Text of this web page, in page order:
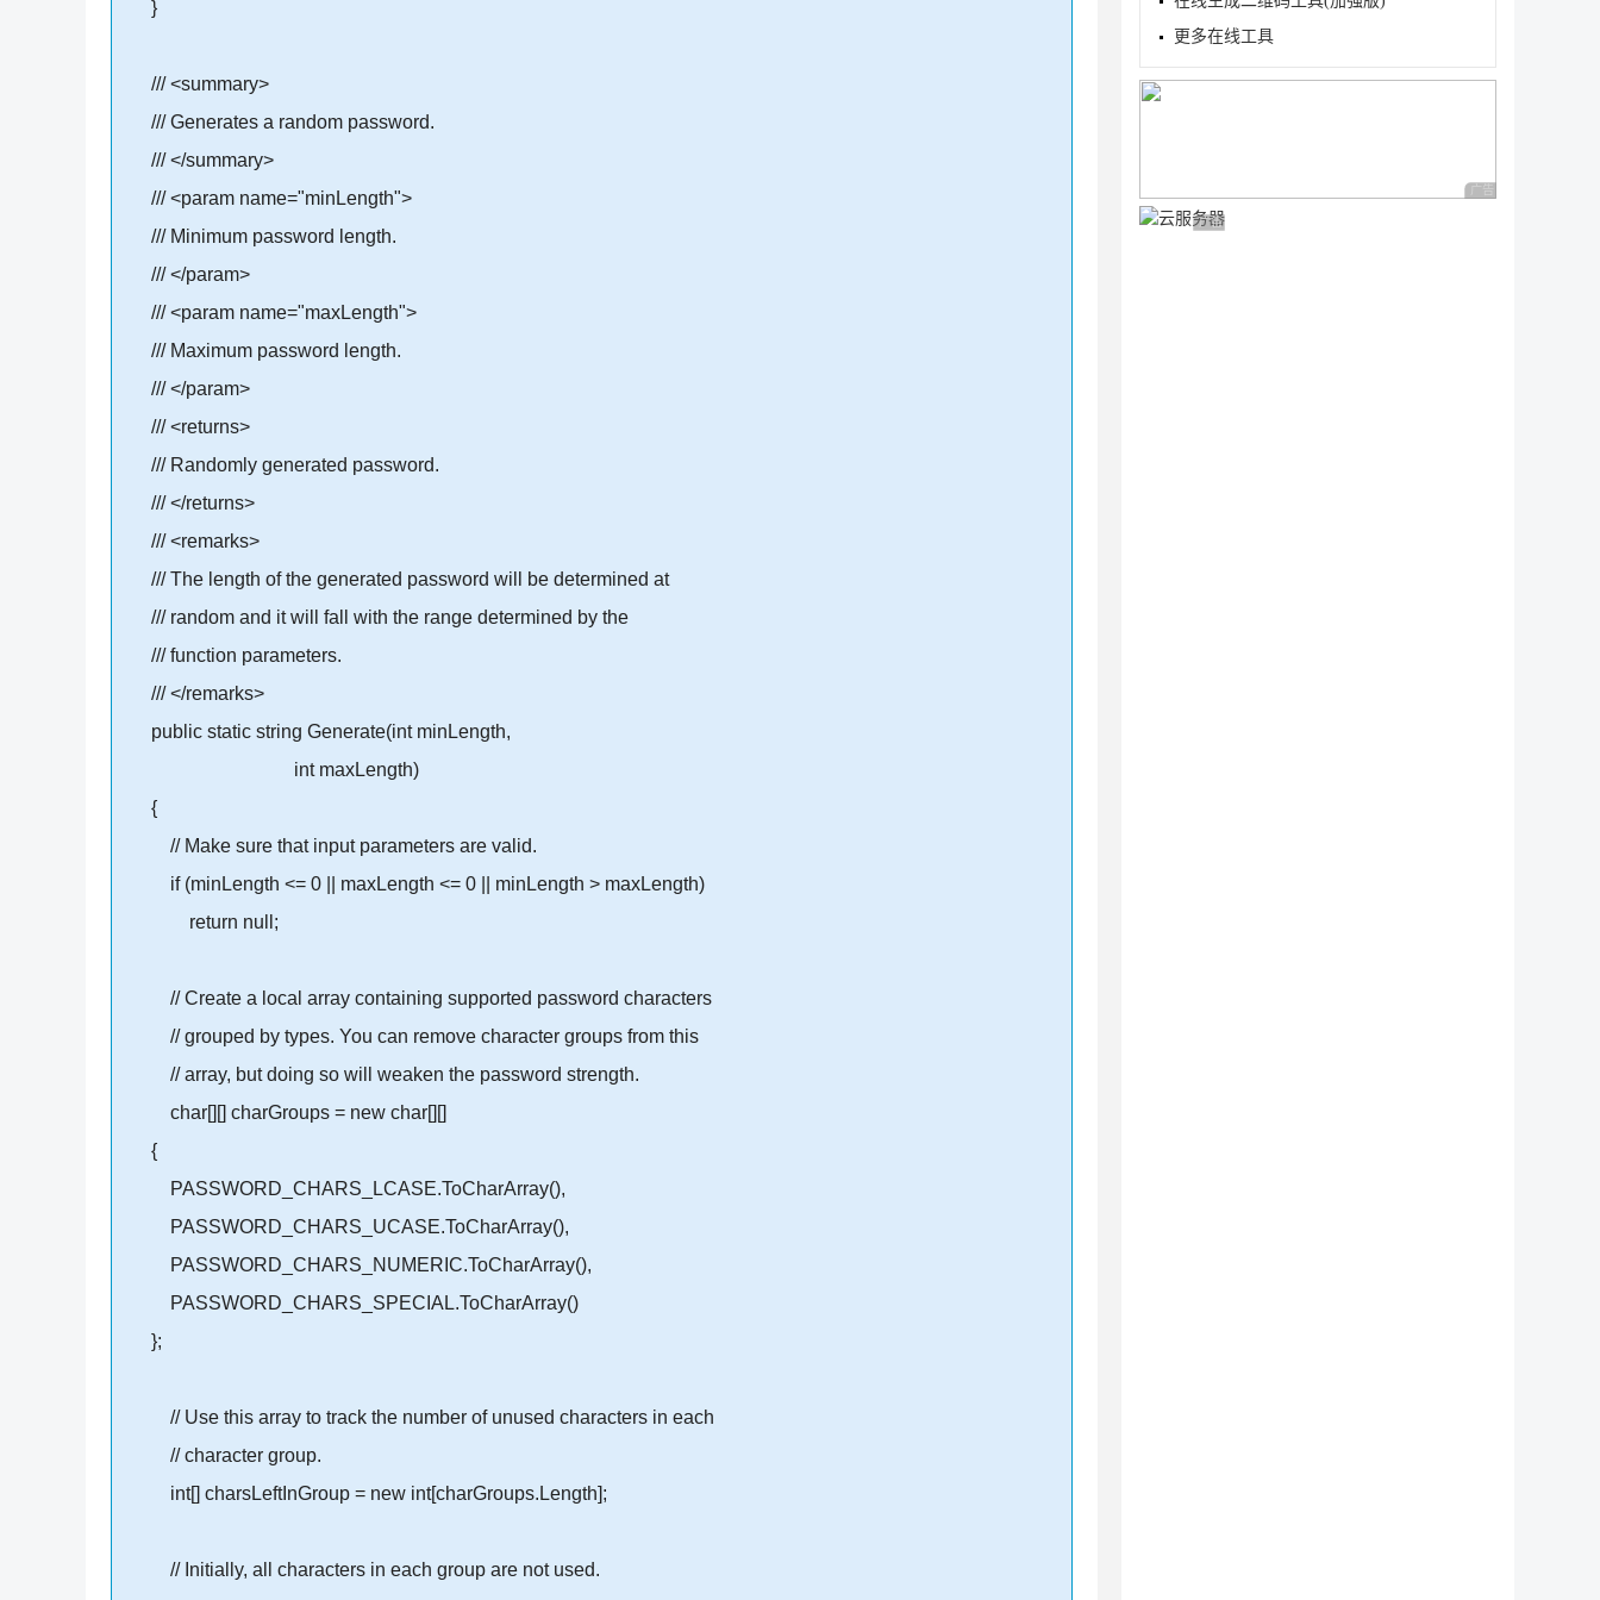
}
/// <summary>
/// Generates a random password.
/// </summary>
/// <param name="minLength">
/// Minimum password length.
/// </param>
/// <param name="maxLength">
/// Maximum password length.
/// </param>
/// <returns>
/// Randomly generated password.
/// </returns>
/// <remarks>
/// The length of the generated password will be determined at
/// random and it will fall with the range determined by the
/// function parameters.
/// </remarks>
public static string Generate(int minLength,
int maxLength)
{
// Make sure that input parameters are valid.
if (minLength <= 0 || maxLength <= 0 || minLength > maxLength)
return null;
// Create a local array containing supported password characters
// grouped by types. You can remove character groups from this
// array, but doing so will weaken the password strength.
char[][] charGroups = new char[][]
{
PASSWORD_CHARS_LCASE.ToCharArray(),
PASSWORD_CHARS_UCASE.ToCharArray(),
PASSWORD_CHARS_NUMERIC.ToCharArray(),
PASSWORD_CHARS_SPECIAL.ToCharArray()
};
// Use this array to track the number of unused characters in each
// character group.
int[] charsLeftInGroup = new int[charGroups.Length];
// Initially, all characters in each group are not used.
更多在线工具
广告 商业广告，理性
广告 商业广告，理性选择